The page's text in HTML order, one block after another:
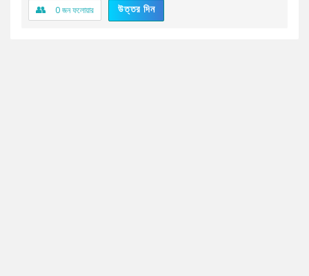
0জন ফলোয়ার উত্তর দিন